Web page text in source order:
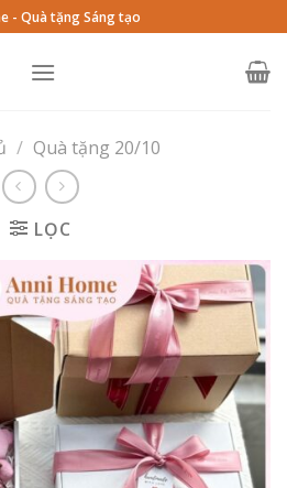
- Quà tặng Sáng tạo
/ Quà tặng 20/10
LỌC